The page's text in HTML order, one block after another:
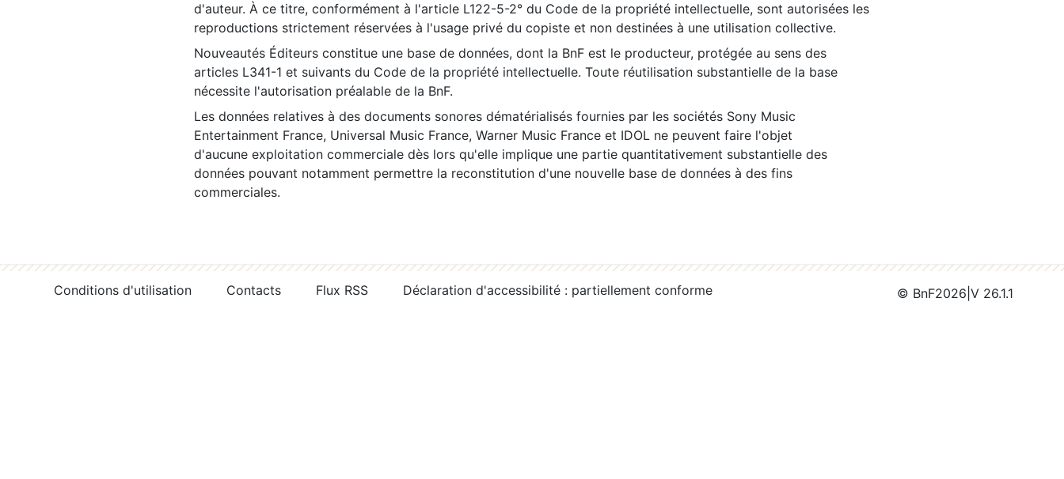
d'auteur. À ce titre, conformément à l'article L122-5-2° du Code de la propriété intellectuelle, sont autorisées les
reproductions strictement réservées à l'usage privé du copiste et non destinées à une utilisation collective.
Nouveautés Éditeurs constitue une base de données, dont la BnF est le producteur, protégée au sens des
articles L341-1 et suivants du Code de la propriété intellectuelle. Toute réutilisation substantielle de la base
nécessite l'autorisation préalable de la BnF.
Les données relatives à des documents sonores dématérialisés fournies par les sociétés Sony Music
Entertainment France, Universal Music France, Warner Music France et IDOL ne peuvent faire l'objet
d'aucune exploitation commerciale dès lors qu'elle implique une partie quantitativement substantielle des
données pouvant notamment permettre la reconstitution d'une nouvelle base de données à des fins
commerciales.
Conditions d'utilisation Contacts Flux RSS Déclaration d'accessibilité : partiellement conforme © BnF2026 V 26.1.1